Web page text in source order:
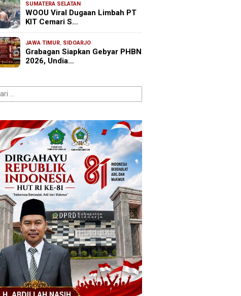
SUMATERA SELATAN
WOOU Viral Dugaan Limbah PT
KIT Cemari S…
JAWA TIMUR, SIDOARJO
Grabagan Siapkan Gebyar PHBN
2026, Undia…